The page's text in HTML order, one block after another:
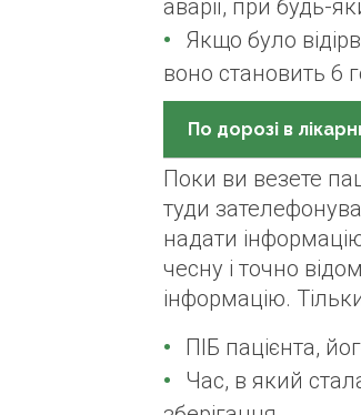
аварії, при будь-
Якщо було
воно становить 6
По дорозі в
Поки ви везете
туди
надати
чесну і точно
інформацію.
ПІБ пацієнта,
Час, в який